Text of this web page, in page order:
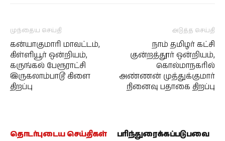
முந்தைய செய்தி
கன்யாகுமாரி மாவட்டம்,
கிள்ளியூர் ஒன்றியம்,
கருங்கல் பேரூராட்சி
இருகலாம்பாடூ கிளை
திறப்பு
அடுத்த செய்தி
நாம் தமிழர் கட்சி
குன்றத்தூர் ஒன்றியம்,
கொல்மாநகரில்
அண்ணன் முத்துக்குமார்
நினைவு பதாகை திறப்பு
தொடர்புடைய செய்திகள் பரிந்துரைக்கப்படுபவை